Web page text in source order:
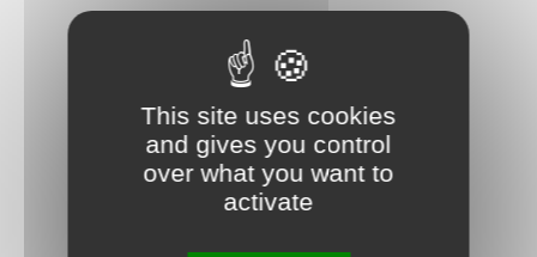
This site uses cookies
and gives you control
over what you want to
activate